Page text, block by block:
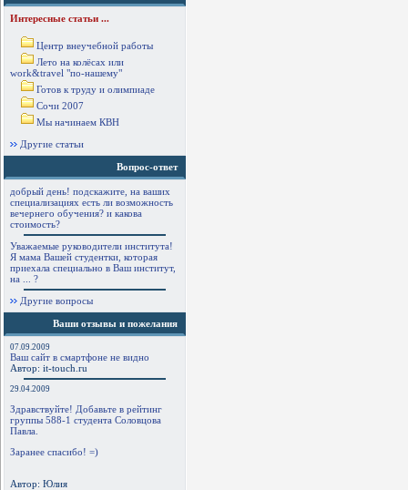
Интересные статьи ...
Центр внеучебной работы
Лето на колёсах или
work&travel "по-нашему"
Готов к труду и олимпиаде
Сочи 2007
Мы начинаем КВН
Другие статьи
Вопрос-ответ
добрый день! подскажите, на ваших
специализациях есть ли возможность
вечернего обучения? и какова
стоимость?
Уважаемые руководители института!
Я мама Вашей студентки, которая
приехала специально в Ваш институт,
на ... ?
Другие вопросы
Ваши отзывы и пожелания
07.09.2009
Ваш сайт в смартфоне не видно
Автор: it-touch.ru
29.04.2009
Здравствуйте! Добавьте в рейтинг
группы 588-1 студента Соловцова
Павла.
Заранее спасибо! =)
Автор: Юлия